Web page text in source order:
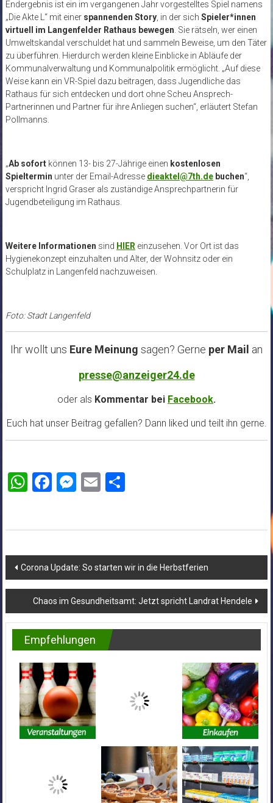
Endergebnis ist ein im vergangenen Jahr vorgestelltes Spiel namens
„Die Akte L“ mit einer spannenden Story, in der sich Spieler*innen
virtuell im Langenfelder Rathaus bewegen . Sie rätseln, wer einen
Umweltskandal verschuldet hat und sammeln Beweise, um den Täter
zu überführen. Hierdurch werden kleine Einblicke in Abläufe der
Kommunalverwaltung und Kommunalpolitik ermöglicht. „Auf diese
Weise kann ein VR-Spiel dazu beitragen, dass Jugendliche das
Rathaus für sich entdecken und dort ohne Scheu Ansprech-
Partnerinnen und Partner für ihre Anliegen suchen“, erläutert Stefan
Pollmanns.
„Ab sofortkönnen 13- bis 27-Jährige einen kostenlosen
Spieltermin unter der Email-Adresse dieaktel@7th.debuchen“,
verspricht Ingrid Graser als zuständige Ansprechpartnerin für
Jugendbeteiligung im Rathaus.
Weitere Informationen sind HIER einzusehen. Vor Ort ist das
Hygienekonzept einzuhalten und Alter, der Wohnsitz oder ein
Schulplatz in Langenfeld nachzuweisen.
Foto: Stadt Langenfeld
Ihr wollt uns Eure Meinung sagen? Gerne per Mail an
presse@anzeiger24.de
oder als Kommentar bei Facebook.
Euch hat unser Beitrag gefallen? Dann liked und teilt ihn gerne.
WhatsApp
Facebook
Messenger
EmailTeilen
Beitragsnavigation
Corona Update: So starten wir in die Herbstferien
Chaos im Gesundheitsamt: Jetzt spricht Landrat Hendele
Empfehlungen